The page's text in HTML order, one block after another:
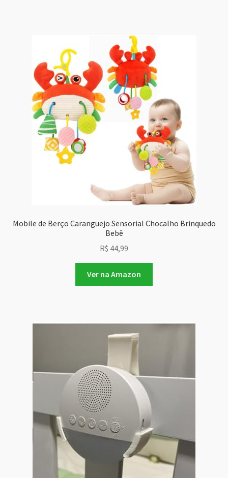
Mobile de Berço Caranguejo Sensorial Chocalho Brinquedo
Bebê
R$ 44,99
Ver na Amazon